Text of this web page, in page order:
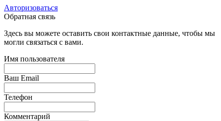
Авторизоваться
Обратная связь
Здесь вы можете оставить свои контактные данные, чтобы мы
могли связаться с вами.
Имя пользователя
Ваш Email
Телефон
Комментарий